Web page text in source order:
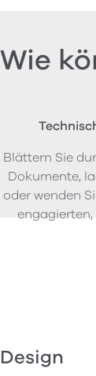
Wie
Blättern Sie
Dokumente,
oder wenden
Design